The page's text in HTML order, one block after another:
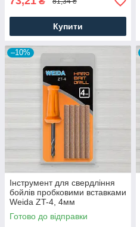
Купити
–10%
Інструмент для свердління
бойлів пробковими вставками
Weida ZT-4, 4мм
Готово до відправки